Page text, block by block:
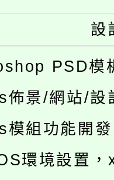
設
PSD模
佈景/網站/設
模組功能開發
環境設置